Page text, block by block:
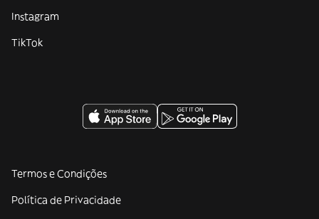
Instagram
TikTok
Termos e Condições
Política de Privacidade